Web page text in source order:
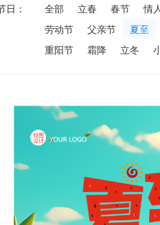
日： 全部 立春 春节
情
劳动节
父亲节
夏至
重阳节
霜降 立冬